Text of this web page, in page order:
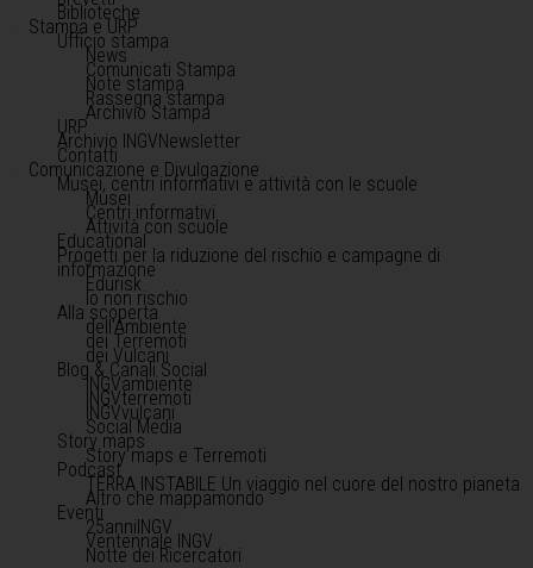
Biblioteche
Stampa e URP
Ufficio stampa
News
Comunicati Stampa
Note stampa
Rassegna stampa
Archivio Stampa
URP
Archivio INGVNewsletter
Contatti
Comunicazione e Divulgazione
Musei, centri informativi e attività con le scuole
Musei
Centri informativi
Attività con scuole
Educational
Progetti per la riduzione del rischio e campagne di
informazione
Edurisk
Io non rischio
Alla scoperta
dell'Ambiente
dei Terremoti
dei Vulcani
Blog & Canali Social
INGVambiente
INGVterremoti
INGVvulcani
Social Media
Story maps
Story maps e Terremoti
Podcast
TERRA INSTABILE Un viaggio nel cuore del nostro pianeta
Altro che mappamondo
Eventi
25anniINGV
Ventennale INGV
Notte dei Ricercatori